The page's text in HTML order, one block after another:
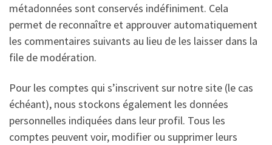
métadonnées sont conservés indéfiniment. Cela
permet de reconnaître et approuver automatiquement
les commentaires suivants au lieu de les laisser dans la
file de modération.
Pour les comptes qui s’inscrivent sur notre site (le cas
échéant), nous stockons également les données
personnelles indiquées dans leur profil. Tous les
comptes peuvent voir, modifier ou supprimer leurs